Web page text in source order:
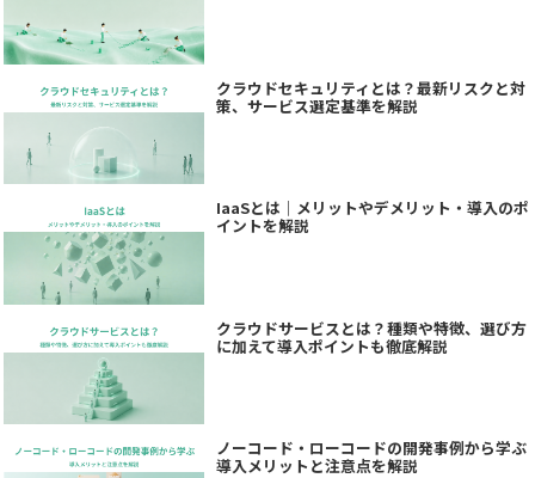
クラウドセキュリティとは？最新リスクと対
策、サービス選定基準を解説
IaaSとは｜メリットやデメリット・導入のポ
イントを解説
クラウドサービスとは？種類や特徴、選び方
に加えて導入ポイントも徹底解説
ノーコード・ローコードの開発事例から学ぶ
導入メリットと注意点を解説